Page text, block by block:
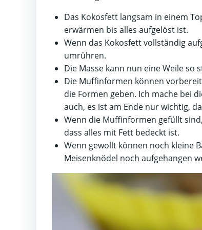
Das Kokosfett langsam in einem
erwärmen bis alles aufgelöst ist.
Wenn das Kokosfett vollständig
umrühren.
Die Masse kann nun eine Weile
Die Muffinformen können
die Formen geben. Ich mache bei
auch, es ist am Ende nur wichtig,
Wenn die Muffinformen gefüllt
dass alles mit Fett bedeckt ist.
Wenn gewollt können noch kleine
Meisenknödel noch aufgehangen